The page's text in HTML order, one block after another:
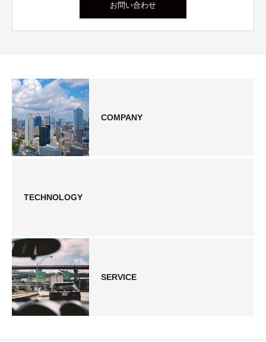
お問い合わせ
COMPANY
TECHNOLOGY
SERVICE